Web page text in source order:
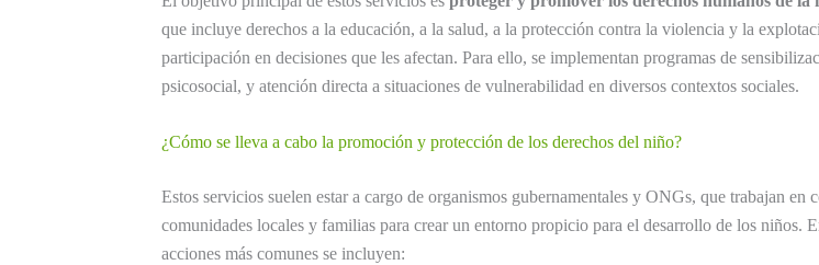
que incluye derechos a la educación, a la salud, a la protección contra la violencia y la
participación en decisiones que les afectan. Para ello, se implementan programas de
psicosocial, y atención directa a situaciones de vulnerabilidad en diversos contextos sociales.
¿Cómo se lleva a cabo la promoción y protección de los derechos del niño?
Estos servicios suelen estar a cargo de organismos gubernamentales y ONGs, que trabajan en
comunidades locales y familias para crear un entorno propicio para el desarrollo de los niños.
acciones más comunes se incluyen: